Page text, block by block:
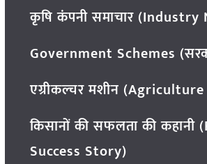
कृषि कंपनी समाचार (Industry
Government Schemes
एग्रीकल्चर मशीन
किसानों की सफलता की कहानी
Success Story)